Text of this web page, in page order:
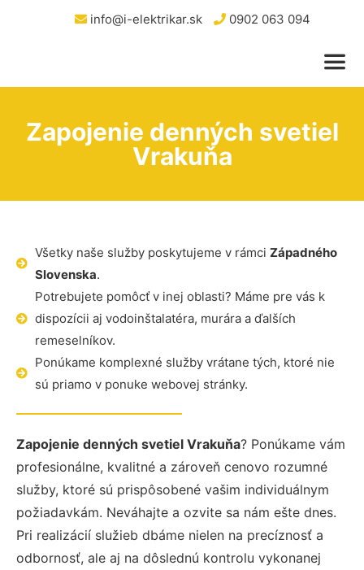
info@i-elektrikar.sk 0902 063 094
Zapojenie denných svetiel
Vrakuňa
Všetky naše služby poskytujeme v rámci Západného
Slovenska.
Potrebujete pomôcť v inej oblasti? Máme pre vás k
dispozícii aj vodoinštalatéra, murára a ďalších
remeselníkov.
Ponúkame komplexné služby vrátane tých, ktoré nie
sú priamo v ponuke webovej stránky.
Zapojenie denných svetiel Vrakuňa? Ponúkame vám
profesionálne, kvalitné a zároveň cenovo rozumné
služby, ktoré sú prispôsobené vašim individuálnym
požiadavkám. Neváhajte a ozvite sa nám ešte dnes.
Pri realizácií služieb dbáme nielen na precíznosť a
odbornosť, ale aj na dôslednú kontrolu vykonanej